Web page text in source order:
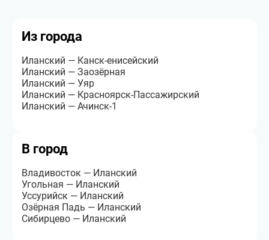
Из города
Иланский — Канск-енисейский
Иланский — Заозёрная
Иланский — Уяр
Иланский — Красноярск-Пассажирский
Иланский — Ачинск-1
В город
Владивосток — Иланский
Угольная — Иланский
Уссурийск — Иланский
Озёрная Падь — Иланский
Сибирцево — Иланский